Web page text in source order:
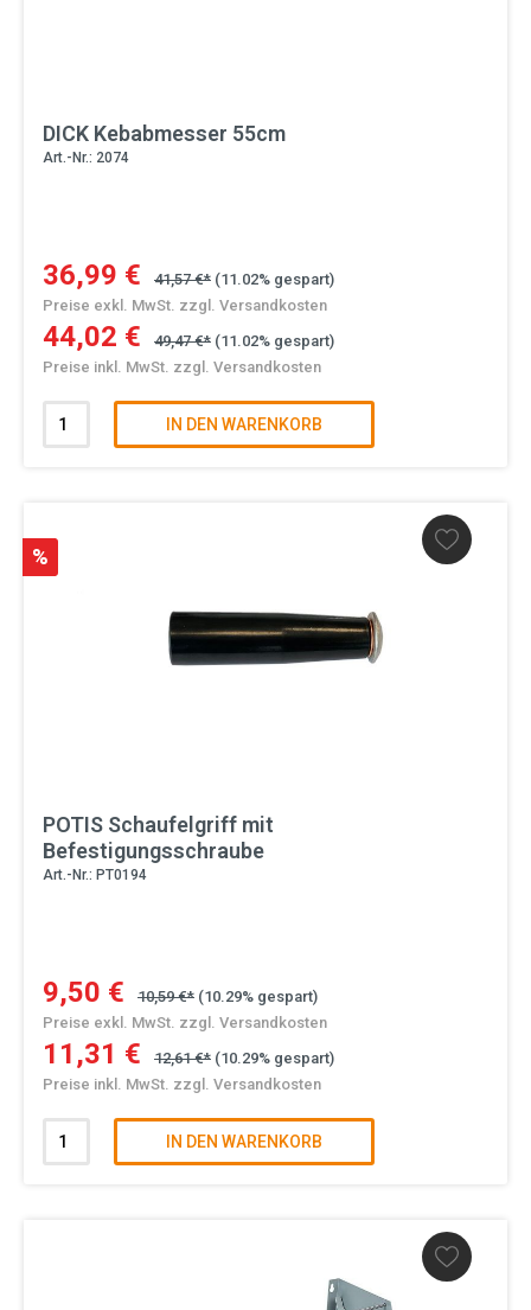
DICK Kebabmesser 55cm
Art.-Nr.: 2074
36,99 € 41,57 €* (11.02% gespart)
Preise exkl. MwSt. zzgl. Versandkosten
44,02 € 49,47 €* (11.02% gespart)
Preise inkl. MwSt. zzgl. Versandkosten
IN DEN WARENKORB
%
POTIS Schaufelgriff mit
Befestigungsschraube
Art.-Nr.: PT0194
9,50 € 10,59 €* (10.29% gespart)
Preise exkl. MwSt. zzgl. Versandkosten
11,31 € 12,61 €* (10.29% gespart)
Preise inkl. MwSt. zzgl. Versandkosten
IN DEN WARENKORB